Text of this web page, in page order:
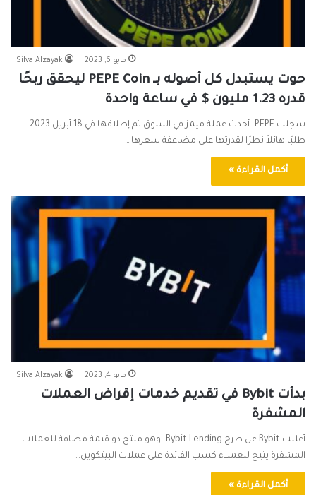
Silva Alzayak مايو 6, 2023
حوت يستبدل كل أصوله بـ PEPE Coin ليحقق ربحًا
قدره 1.23 مليون $ في ساعة واحدة
سجلت PEPE، أحدث عملة ميمز في السوق تم إطلاقها في 18 أبريل 2023،
طلبًا هائلاً نظرًا لقدرتها على مضاعفة سعرها…
أكمل القراءة »
Silva Alzayak مايو 4, 2023
بدأت Bybit في تقديم خدمات إقراض العملات
المشفرة
أعلنت Bybit عن طرح Bybit Lending، وهو منتج ذو قيمة مضافة للعملات
المشفرة يتيح للعملاء كسب الفائدة على عملات البيتكوين…
أكمل القراءة »